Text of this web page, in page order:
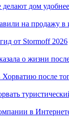
дом
на продажу в
от Stormoff 2026
о жизни
после
в